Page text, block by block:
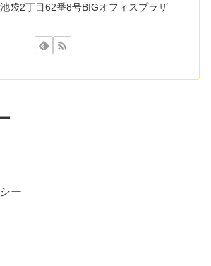
袋2丁目62番8号BIGオフィスプラザ
ー